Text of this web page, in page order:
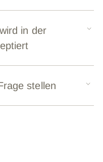
in der
stellen